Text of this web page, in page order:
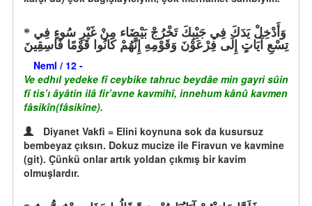
تِسْعِ آيَاتٍ إِلَى فِرْعَوْنَ وَقَوْمِهِ إِنَّهُمْ كَانُوا قَوْمًا فَاسِقِينَ
Neml / 12 -
Ve edhıl yedeke fî ceybike tahruc beydâe min gayri sûin
fî tis’ı âyâtin ilâ fir’avne kavmihî, innehum kânû kavmen
fâsikîn(fâsikîne).
Diyanet Vakfi = Elini koynuna sok da kusursuz
bembeyaz çıksın. Dokuz mucize ile Firavun ve kavmine
(git). Çünkü onlar artık yoldan çıkmış bir kavim
olmuşlardır.